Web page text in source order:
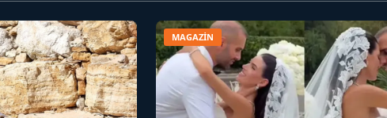
MAGAZİN